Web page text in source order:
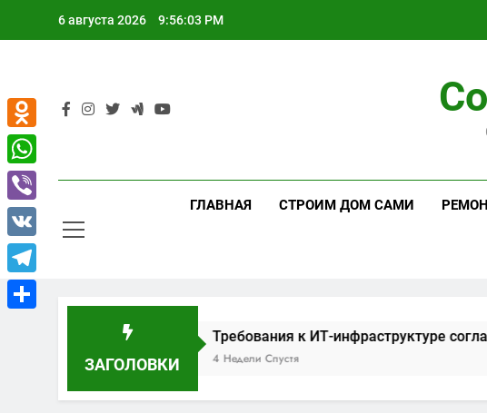
6 августа 2026 9:56:04 PM
ГЛАВНАЯ СТРОИМ ДОМ САМИ
ЗАГОЛОВКИ
Требования к ИТ-инфраструктуре согласно
4 Недели Спустя
Odnoklassniki
WhatsApp
Viber
VK
Telegram